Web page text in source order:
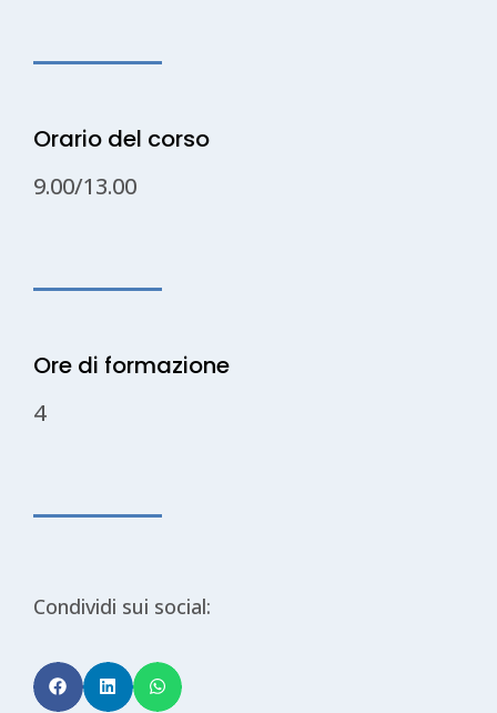
Orario del corso
9.00/13.00
Ore di formazione
4
Condividi sui social: